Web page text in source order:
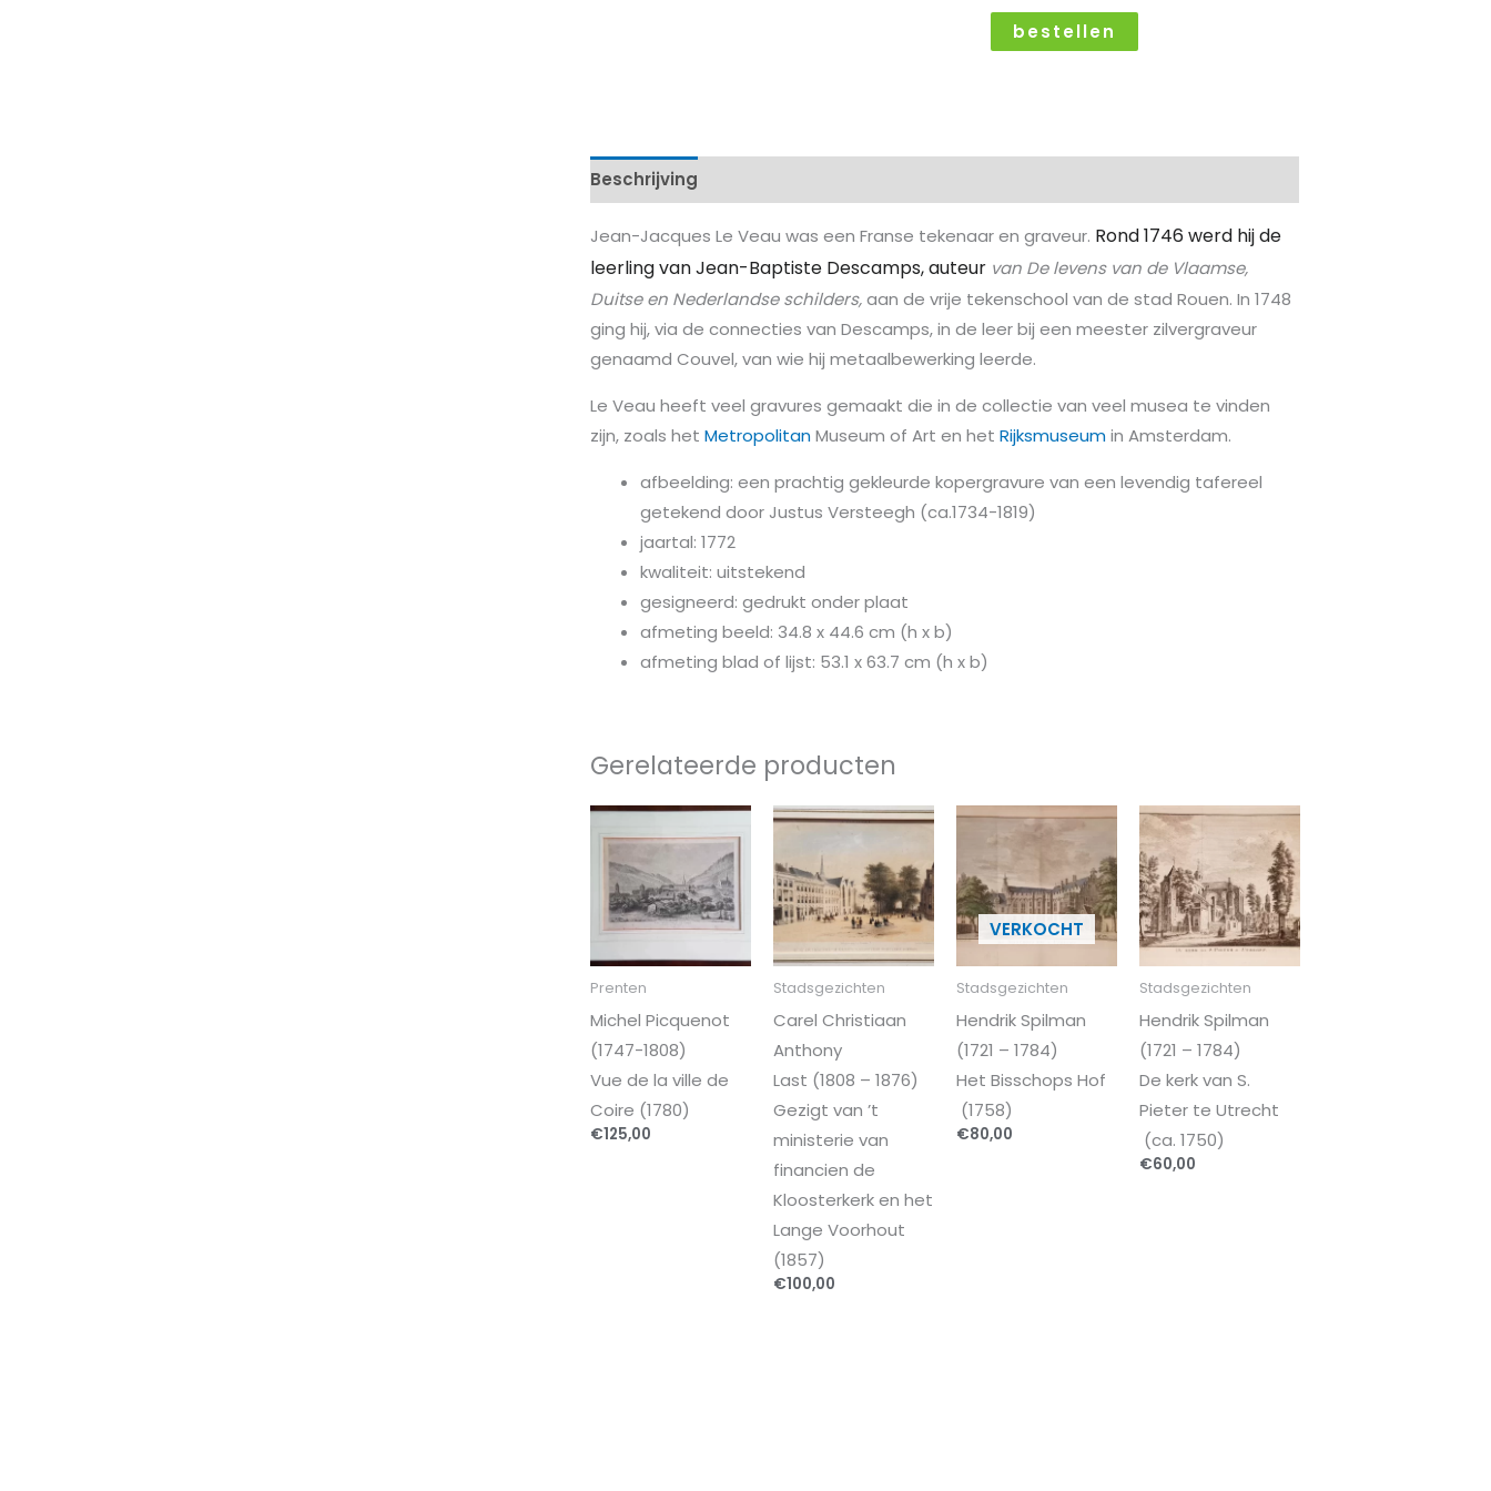
bestellen
Beschrijving
Jean-Jacques Le Veau was een Franse tekenaar en graveur. Rond 1746 werd hij de
leerling van Jean-Baptiste Descamps, auteur van De levens van de Vlaamse,
Duitse en Nederlandse schilders,aan de vrije tekenschool van de stad Rouen. In 1748
ging hij, via de connecties van Descamps, in de leer bij een meester zilvergraveur
genaamd Couvel, van wie hij metaalbewerking leerde.
Le Veau heeft veel gravures gemaakt die in de collectie van veel musea te vinden
zijn, zoals hetMetropolitanMuseum of Art en hetRijksmuseumin Amsterdam.
afbeelding: een prachtig gekleurde kopergravure van een levendig tafereel
getekend door Justus Versteegh (ca.1734-1819)
jaartal: 1772
kwaliteit: uitstekend
gesigneerd: gedrukt onder plaat
afmeting beeld: 34.8 x 44.6 cm (h x b)
afmeting blad of lijst: 53.1 x 63.7 cm (h x b)
Gerelateerde producten
Prenten
Michel Picquenot
(1747-1808)
Vue de la ville de
Coire (1780)
€125,00
Stadsgezichten
Carel Christiaan
Anthony
Last (1808 – 1876)
Gezigt van ’t
ministerie van
financien de
Kloosterkerk en het
Lange Voorhout
(1857)
€100,00
Stadsgezichten
Hendrik Spilman
(1721 – 1784)
Het Bisschops Hof
(1758)
€80,00
Stadsgezichten
Hendrik Spilman
(1721 – 1784)
De kerk van S.
Pieter te Utrecht
(ca. 1750)
€60,00